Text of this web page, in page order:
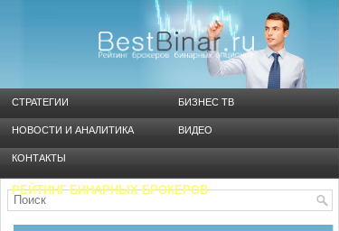
СТРАТЕГИИ БИЗНЕС ТВ
НОВОСТИ И АНАЛИТИКА ВИДЕО
КОНТАКТЫ
РЕЙТИНГ БИНАРНЫХ БРОКЕРОВ